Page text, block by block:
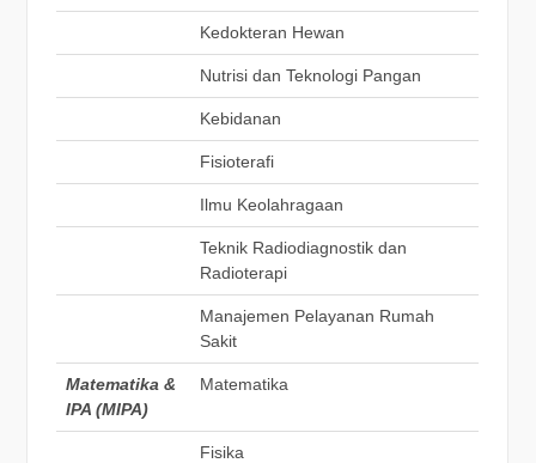
Kedokteran Hewan
Nutrisi dan Teknologi Pangan
Kebidanan
Fisioterafi
Ilmu Keolahragaan
Teknik Radiodiagnostik dan
Radioterapi
Manajemen Pelayanan Rumah
Sakit
Matematika &
IPA (MIPA)
Matematika
Fisika